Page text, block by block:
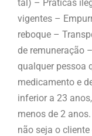
tal) – Práticas
vigentes –
reboque –
de remuneração
qualquer pessoa
medicamento e
inferior a 23
menos de 2
não seja o